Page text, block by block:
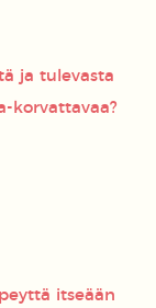
ja tulevasta
korvattavaa?
itseään